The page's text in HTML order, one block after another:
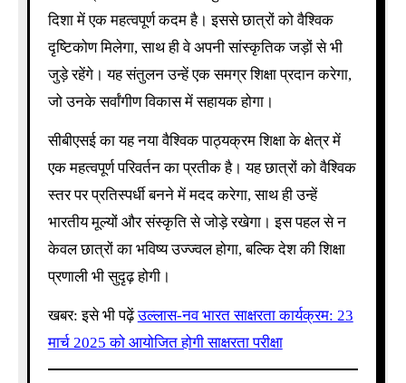
दिशा में एक महत्वपूर्ण कदम है। इससे छात्रों को वैश्विक
दृष्टिकोण मिलेगा, साथ ही वे अपनी सांस्कृतिक जड़ों से भी
जुड़े रहेंगे। यह संतुलन उन्हें एक समग्र शिक्षा प्रदान करेगा,
जो उनके सर्वांगीण विकास में सहायक होगा।
सीबीएसई का यह नया वैश्विक पाठ्यक्रम शिक्षा के क्षेत्र में
एक महत्वपूर्ण परिवर्तन का प्रतीक है। यह छात्रों को वैश्विक
स्तर पर प्रतिस्पर्धी बनने में मदद करेगा, साथ ही उन्हें
भारतीय मूल्यों और संस्कृति से जोड़े रखेगा। इस पहल से न
केवल छात्रों का भविष्य उज्ज्वल होगा, बल्कि देश की शिक्षा
प्रणाली भी सुदृढ़ होगी।
खबर: इसे भी पढ़ेंउल्लास-नव भारत साक्षरता कार्यक्रम: 23
मार्च 2025 को आयोजित होगी साक्षरता परीक्षा